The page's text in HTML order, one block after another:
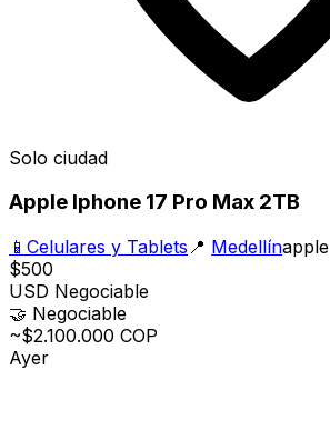
Solo ciudad
Apple Iphone 17 Pro Max 2TB
📱 Celulares y Tablets 📍 Medellínapple
$500
USD Negociable
🤝 Negociable
~$2.100.000 COP
Ayer